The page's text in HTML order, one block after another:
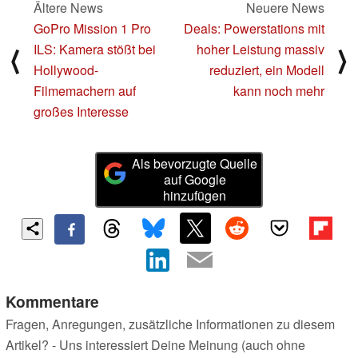
⟨
Ältere News
GoPro Mission 1 Pro
ILS: Kamera stößt bei
Hollywood-
Filmemachern auf
großes Interesse
Neuere News
Deals: Powerstations mit
hoher Leistung massiv
reduziert, ein Modell
kann noch mehr
⟩
Als bevorzugte Quelle
auf Google
hinzufügen
Kommentare
Fragen, Anregungen, zusätzliche Informationen zu diesem
Artikel? - Uns interessiert Deine Meinung (auch ohne